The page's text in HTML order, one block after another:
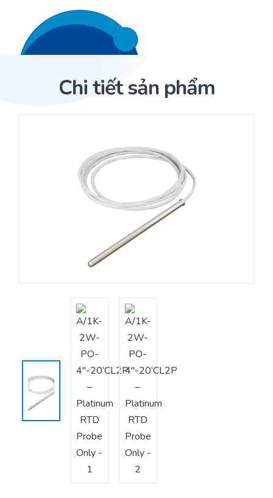
Trang Chủ
Cảm biến ACI
Nhà phân phối cảm biến
Nhà sản xuất thiết bị điều khiển
Cung cấp giải pháp quản lý cho toà nhà (BMS)
Tư vấn – Thiết kế – Cung cấp thiết bị HVAC
Tư vấn thiết kế, thi công tủ điều khiển
Thi công – Lắp đặt hệ thống HVAC
Chi tiết sản phẩm